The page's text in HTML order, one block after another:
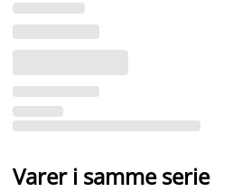
Varer i samme serie